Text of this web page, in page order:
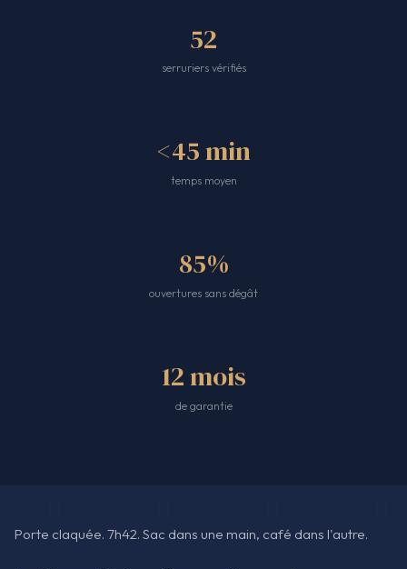
52
serruriers vérifiés
<45 min
temps moyen
85%
ouvertures sans dégât
12 mois
de garantie
Porte claquée. 7h42. Sac dans une main, café dans l'autre.